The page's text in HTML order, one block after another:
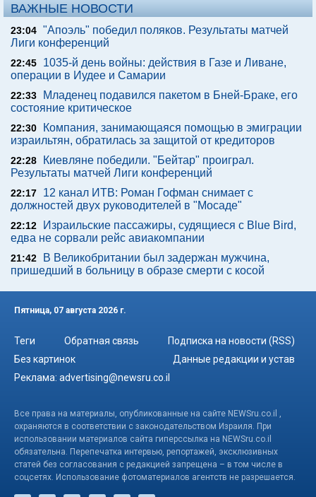
ВАЖНЫЕ НОВОСТИ
23:04 "Апоэль" победил поляков. Результаты матчей
Лиги конференций
22:45
1035-й день войны: действия в Газе и Ливане,
операции в Иудее и Самарии
22:33
Младенец подавился пакетом в Бней-Браке, его
состояние критическое
22:30
Компания, занимающаяся помощью в эмиграции
израильтян, обратилась за защитой от кредиторов
22:28
Киевляне победили. "Бейтар" проиграл.
Результаты матчей Лиги конференций
22:17
12 канал ИТВ: Роман Гофман снимает с
должностей двух руководителей в "Мосаде"
22:12
Израильские пассажиры, судящиеся с Blue Bird,
едва не сорвали рейс авиакомпании
21:42
В Великобритании был задержан мужчина,
пришедший в больницу в образе смерти с косой
Пятница, 07 августа 2026 г.
Теги Обратная связь
Подписка на новости (RSS)
Без картинок
Данные редакции и устав
Реклама: advertising@newsru.co.il
Все права на материалы, опубликованные на сайте NEWSru.co.il ,
охраняются в соответствии с законодательством Израиля. При
использовании материалов сайта гиперссылка на NEWSru.co.il
обязательна. Перепечатка интервью, репортажей, эксклюзивных
статей без согласования с редакцией запрещена – в том числе в
соцсетях. Использование фотоматериалов агентств не разрешается.